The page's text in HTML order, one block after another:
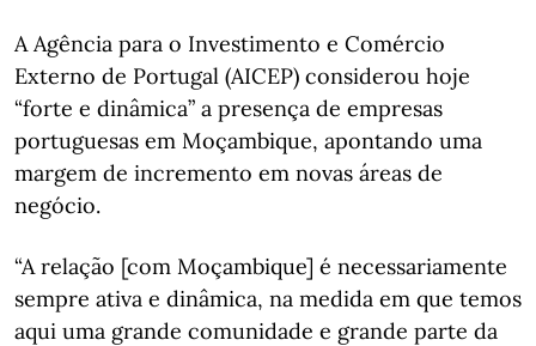
A Agência para o Investimento e Comércio
Externo de Portugal (AICEP) considerou hoje
“forte e dinâmica” a presença de empresas
portuguesas em Moçambique, apontando uma
margem de incremento em novas áreas de
negócio.
“A relação [com Moçambique] é necessariamente
sempre ativa e dinâmica, na medida em que temos
aqui uma grande comunidade e grande parte da